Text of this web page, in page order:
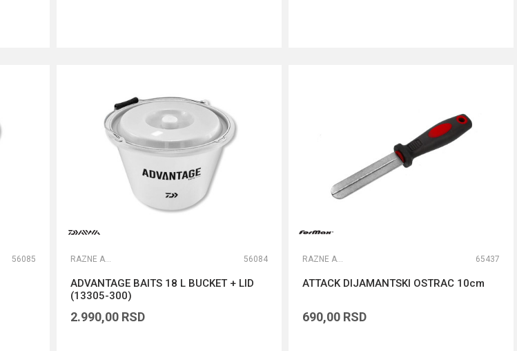
56085 RAZNE ALATKE 56084
ADVANTAGE BAITS 18 L BUCKET + LID
(13305-300)
2.990,00 RSD
RAZNE ALATKE 65437
ATTACK DIJAMANTSKI OSTRAC 10cm
690,00 RSD